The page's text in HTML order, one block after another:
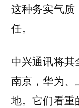
这种务实气
任。
中兴通讯将
南京，华为、
地。它们看重